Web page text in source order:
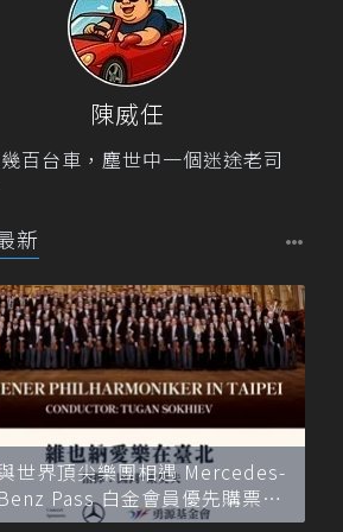
陳威任
百台車，塵世中一個迷途老司
新
世界頂尖樂團相遇 Mercedes-
Benz Pass 白金會員優先購票維
納愛樂